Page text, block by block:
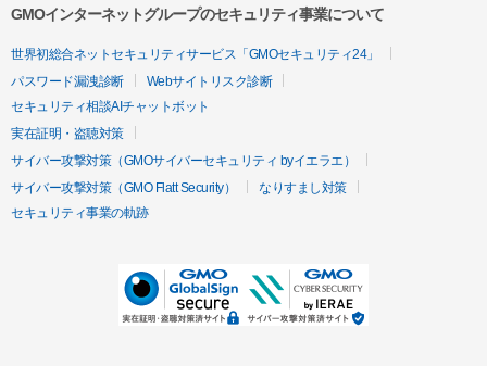
GMOインターネットグループのセキュリティ事業について
世界初総合ネットセキュリティサービス「GMOセキュリティ24」
パスワード漏洩診断
Webサイトリスク診断
セキュリティ相談AIチャットボット
実在証明・盗聴対策
サイバー攻撃対策（GMOサイバーセキュリティ byイエラエ）
サイバー攻撃対策（GMO Flatt Security）
なりすまし対策
セキュリティ事業の軌跡